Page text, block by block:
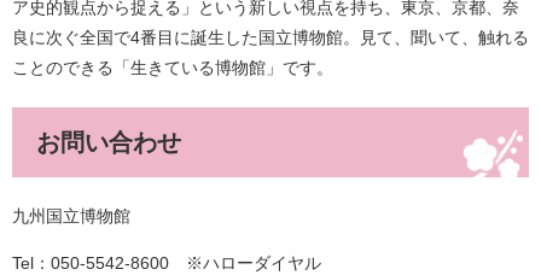
ア史的観点から捉える」という新しい視点を持ち、東京、京都、奈
良に次ぐ全国で4番目に誕生した国立博物館。見て、聞いて、触れる
ことのできる「生きている博物館」です。
お問い合わせ
九州国立博物館
Tel：050-5542-8600 ※ハローダイヤル